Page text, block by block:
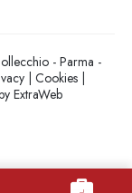
- Parma -
| Cookies|
ExtraWeb